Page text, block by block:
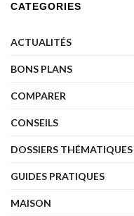
CATEGORIES
ACTUALITÉS
BONS PLANS
COMPARER
CONSEILS
DOSSIERS THÉMATIQUES
GUIDES PRATIQUES
MAISON